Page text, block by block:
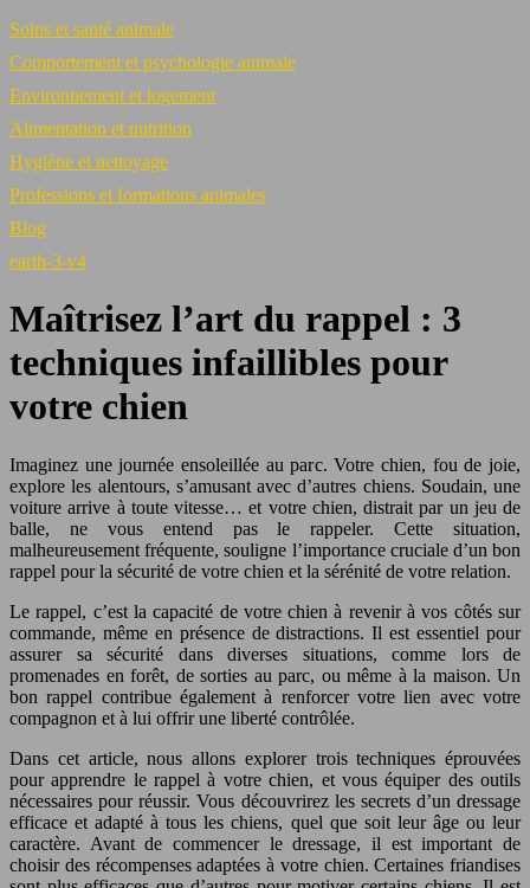
Soins et santé animale
Comportement et psychologie animale
Environnement et logement
Alimentation et nutrition
Hygiène et nettoyage
Professions et formations animales
Blog
earth-3-v4
Maîtrisez l’art du rappel : 3
techniques infaillibles pour
votre chien
Imaginez une journée ensoleillée au parc. Votre chien, fou de joie,
explore les alentours, s’amusant avec d’autres chiens. Soudain, une
voiture arrive à toute vitesse… et votre chien, distrait par un jeu de
balle, ne vous entend pas le rappeler. Cette situation,
malheureusement fréquente, souligne l’importance cruciale d’un bon
rappel pour la sécurité de votre chien et la sérénité de votre relation.
Le rappel, c’est la capacité de votre chien à revenir à vos côtés sur
commande, même en présence de distractions. Il est essentiel pour
assurer sa sécurité dans diverses situations, comme lors de
promenades en forêt, de sorties au parc, ou même à la maison. Un
bon rappel contribue également à renforcer votre lien avec votre
compagnon et à lui offrir une liberté contrôlée.
Dans cet article, nous allons explorer trois techniques éprouvées
pour apprendre le rappel à votre chien, et vous équiper des outils
nécessaires pour réussir. Vous découvrirez les secrets d’un dressage
efficace et adapté à tous les chiens, quel que soit leur âge ou leur
caractère. Avant de commencer le dressage, il est important de
choisir des récompenses adaptées à votre chien. Certaines friandises